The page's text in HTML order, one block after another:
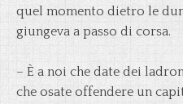
quel momento dietro le
giungeva a passo di corsa.
– È a noi che date dei
che osate offendere un